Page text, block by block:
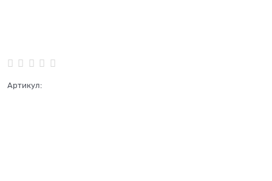
Артикул: